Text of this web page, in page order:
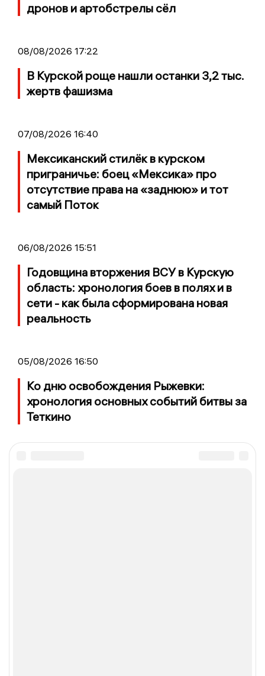
дронов и артобстрелы сёл
08/08/2026 17:22
В Курской роще нашли останки 3,2 тыс.
жертв фашизма
07/08/2026 16:40
Мексиканский стилёк в курском
приграничье: боец «Мексика» про
отсутствие права на «заднюю» и тот
самый Поток
06/08/2026 15:51
Годовщина вторжения ВСУ в Курскую
область: хронология боев в полях и в
сети - как была сформирована новая
реальность
05/08/2026 16:50
Ко дню освобождения Рыжевки:
хронология основных событий битвы за
Теткино